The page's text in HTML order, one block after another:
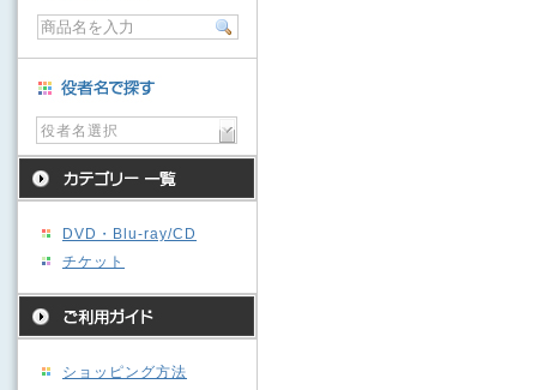
役者名選択
DVD・Blu-ray/CD
チケット
ショッピング方法